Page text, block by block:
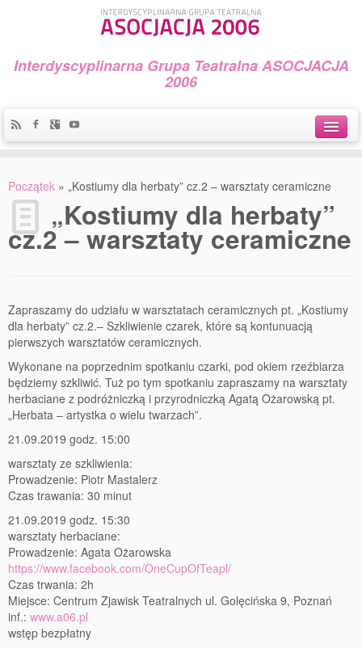
Interdyscyplinarna Grupa Teatralna ASOCJACJA
2006
Teatralny Golęcin
30 lat Galerii Sztuki w Mosinie
77 Dekad Miasta Poznania
Miłość i Morze Śródziemne – Jarkowi Maszewskiemu
Imieniny ul. Święty Marcin
Początek » „Kostiumy dla herbaty” cz.2 – warsztaty ceramiczne
„Kostiumy dla herbaty”
cz.2 – warsztaty ceramiczne
Zapraszamy do udziału w warsztatach ceramicznych pt. „Kostiumy
dla herbaty” cz.2.– Szkliwienie czarek, które są kontunuacją
pierwszych warsztatów ceramicznych.
Wykonane na poprzednim spotkaniu czarki, pod okiem rzeźbiarza
będziemy szkliwić. Tuż po tym spotkaniu zapraszamy na warsztaty
herbaciane z podróżniczką i przyrodniczką Agatą Ożarowską pt.
„Herbata – artystka o wielu twarzach”.
21.09.2019 godz. 15:00
warsztaty ze szkliwienia:
Prowadzenie: Piotr Mastalerz
Czas trawania: 30 minut
21.09.2019 godz. 15:30
warsztaty herbaciane:
Prowadzenie: Agata Ożarowska
https://www.facebook.com/OneCupOfTeapl/
Czas trwania: 2h
Miejsce: Centrum Zjawisk Teatralnych ul. Golęcińska 9, Poznań
inf.: www.a06.pl
wstęp bezpłatny